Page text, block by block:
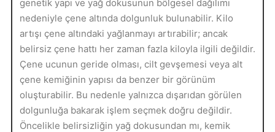
genetik yapı ve yağ dokusunun bölgesel dağılımı
nedeniyle çene altında dolgunluk bulunabilir. Kilo
artışı çene altındaki yağlanmayı artırabilir; ancak
belirsiz çene hattı her zaman fazla kiloyla ilgili değildir.
Çene ucunun geride olması, cilt gevşemesi veya alt
çene kemiğinin yapısı da benzer bir görünüm
oluşturabilir. Bu nedenle yalnızca dışarıdan görülen
dolgunluğa bakarak işlem seçmek doğru değildir.
Öncelikle belirsizliğin yağ dokusundan mı, kemik